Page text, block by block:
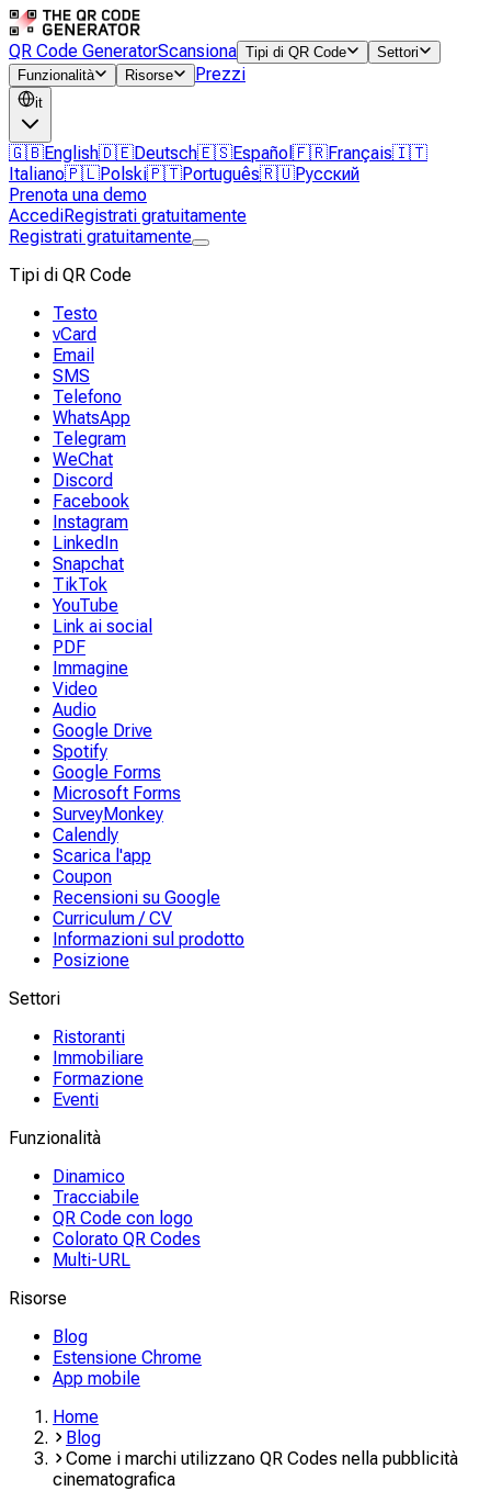
QR Code GeneratorScansiona Tipi di QR Code
Settori
Funzionalità
Risorse Prezzi
it
🇬🇧English🇩🇪Deutsch🇪🇸Español 🇫🇷Français🇮🇹
Italiano🇵🇱Polski🇵🇹Português🇷🇺Русский
Prenota una demo
AccediRegistrati gratuitamente
Registrati gratuitamente
Tipi di QR Code
Testo
vCard
Email
SMS
Telefono
WhatsApp
Telegram
WeChat
Discord
Facebook
Instagram
LinkedIn
Snapchat
TikTok
YouTube
Link ai social
PDF
Immagine
Video
Audio
Google Drive
Spotify
Google Forms
Microsoft Forms
SurveyMonkey
Calendly
Scarica l'app
Coupon
Recensioni su Google
Curriculum / CV
Informazioni sul prodotto
Posizione
Settori
Ristoranti
Immobiliare
Formazione
Eventi
Funzionalità
Dinamico
Tracciabile
QR Code con logo
Colorato QR Codes
Multi-URL
Risorse
Blog
Estensione Chrome
App mobile
Home
Blog
Come i marchi utilizzano QR Codes nella pubblicità
cinematografica